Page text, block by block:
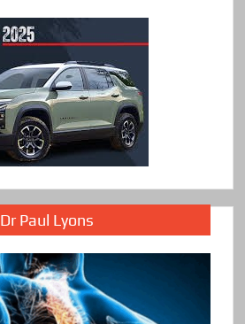
Dr Paul Lyons